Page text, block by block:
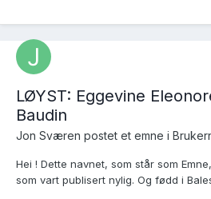
LØYST: Eggevine
Baudin
Jon Sværen postet et emne i
Hei ! Dette navnet, som står som
som vart publisert nylig. Og fødd i